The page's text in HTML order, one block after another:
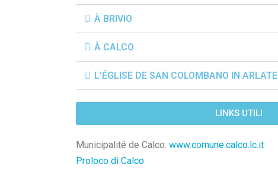
À BRIVIO
À CALCO
L’ÉGLISE DE SAN COLOMBANO IN ARLATE
LINKS UTILI
Municipalité de Calco: www.comune.calco.lc.it
Proloco di Calco